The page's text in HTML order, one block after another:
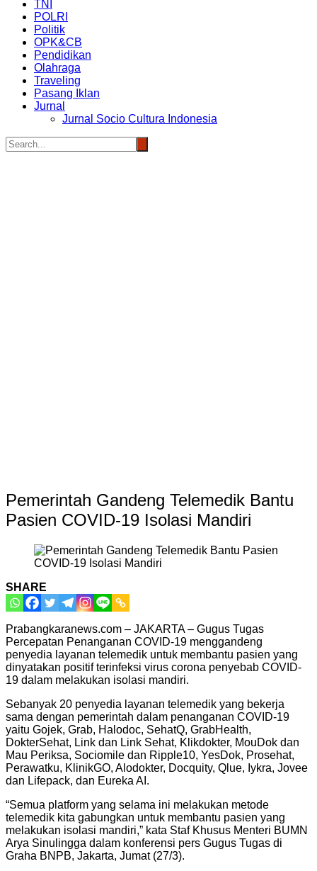
TNI
POLRI
Politik
OPK&CB
Pendidikan
Olahraga
Traveling
Pasang Iklan
Jurnal
Jurnal Socio Cultura Indonesia
Pemerintah Gandeng Telemedik Bantu
Pasien COVID-19 Isolasi Mandiri
SHARE
Prabangkaranews.com – JAKARTA – Gugus Tugas
Percepatan Penanganan COVID-19 menggandeng
penyedia layanan telemedik untuk membantu pasien yang
dinyatakan positif terinfeksi virus corona penyebab COVID-
19 dalam melakukan isolasi mandiri.
Sebanyak 20 penyedia layanan telemedik yang bekerja
sama dengan pemerintah dalam penanganan COVID-19
yaitu Gojek, Grab, Halodoc, SehatQ, GrabHealth,
DokterSehat, Link dan Link Sehat, Klikdokter, MouDok dan
Mau Periksa, Sociomile dan Ripple10, YesDok, Prosehat,
Perawatku, KlinikGO, Alodokter, Docquity, Qlue, Iykra, Jovee
dan Lifepack, dan Eureka AI.
“Semua platform yang selama ini melakukan metode
telemedik kita gabungkan untuk membantu pasien yang
melakukan isolasi mandiri,” kata Staf Khusus Menteri BUMN
Arya Sinulingga dalam konferensi pers Gugus Tugas di
Graha BNPB, Jakarta, Jumat (27/3).